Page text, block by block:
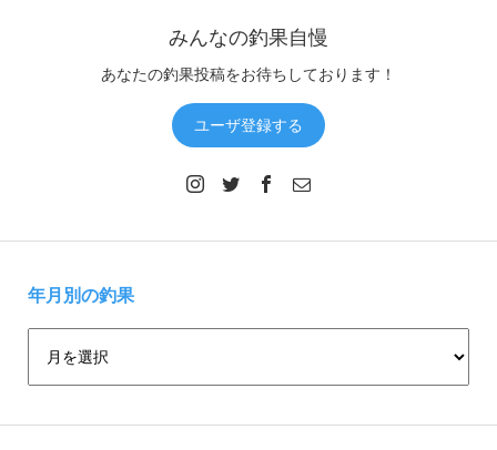
みんなの釣果自慢
あなたの釣果投稿をお待ちしております！
ユーザ登録する
年月別の釣果